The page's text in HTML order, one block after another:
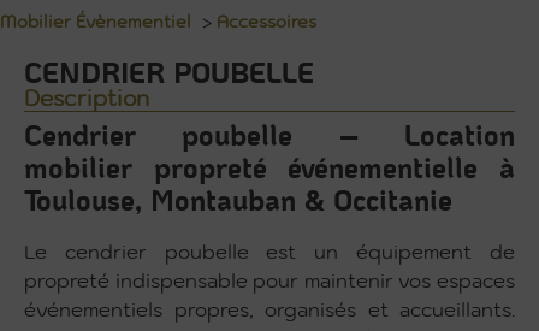
Mobilier Évènementiel > Accessoires
CENDRIER POUBELLE
Description
Cendrier poubelle – Location
mobilier propreté événementielle à
Toulouse, Montauban & Occitanie
Le cendrier poubelle est un équipement de
propreté indispensable pour maintenir vos espaces
événementiels propres, organisés et accueillants.